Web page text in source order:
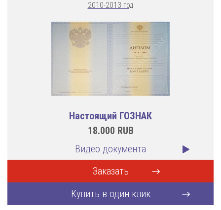
2010-2013 год
Настоящий ГОЗНАК
18.000 RUB
Видео документа
Заказать
Купить в один клик